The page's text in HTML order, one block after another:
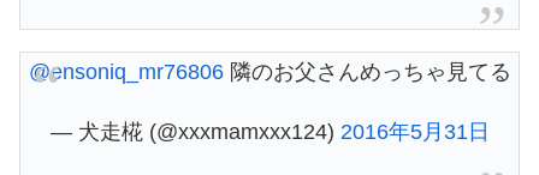
@ensoniq_mr76806隣のお父さんめっちゃ見てる
— 犬走椛 (@xxxmamxxx124) 2016年5月31日